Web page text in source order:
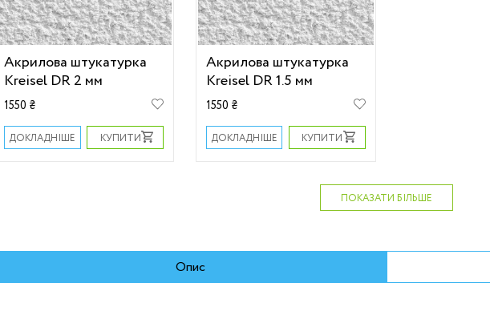
Акрилова штукатурка
Kreisel DR 2 мм
1550 ₴
ДОКЛАДНІШЕ КУПИТИ
Акрилова штукатурка
Kreisel DR 1.5 мм
1550 ₴
ДОКЛАДНІШЕ КУПИТИ
ПОКАЗАТИ БІЛЬШЕ
Опис